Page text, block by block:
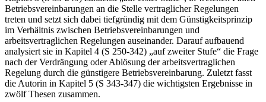
Betriebsvereinbarungen an die Stelle vertraglicher Regelungen
treten und setzt sich dabei tiefgründig mit dem Günstigkeitsprinzip
im Verhältnis zwischen Betriebsvereinbarungen und
arbeitsvertraglichen Regelungen auseinander. Darauf aufbauend
analysiert sie in Kapitel 4 (S 250-342) „auf zweiter Stufe“ die Frage
nach der Verdrängung oder Ablösung der arbeitsvertraglichen
Regelung durch die günstigere Betriebsvereinbarung. Zuletzt fasst
die Autorin in Kapitel 5 (S 343-347) die wichtigsten Ergebnisse in
zwölf Thesen zusammen.